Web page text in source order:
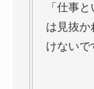
「仕事
は見抜か
けないで